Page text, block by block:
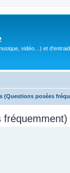
vidéo…) et
(Questions posées
fréquemment)